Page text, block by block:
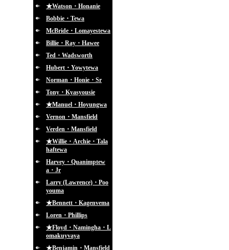
★Watson・Honanie
Bobbie・Tewa
McBride・Lomayestewa
Billie・Ray・Hawee
Ted・Wadsworth
Hubert・Yowytewa
Norman・Honie・Sr
Tony・Kyasyousie
★Manuel・Hoyungwa
Vernon・Mansfield
Verden・Mansfield
★Willie・Archie・Tala
haftewa
Harvey・Quanimptew
a・Jr
Larry (Lawrence)・Poo
youma
★Bennett・Kagenvema
Loren・Phillips
★Floyd・Namingha・L
omakuyvaya
★Benjamin・Mansfield